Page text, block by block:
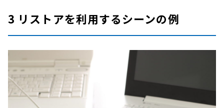
3 リストアを利用するシーンの例